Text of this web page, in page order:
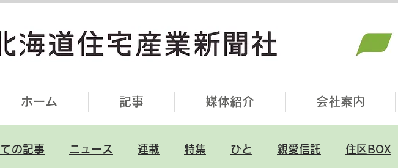
ホーム 記事 媒体紹介 会社案内
の記事 ニュース 連載 特集 ひと 親愛信託 住区BOX